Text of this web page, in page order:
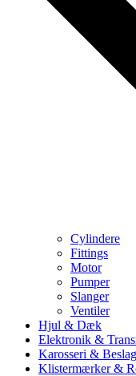
Cylindere
Fittings
Motor
Pumper
Slanger
Ventiler
Hjul & Dæk
Elektronik &
Karosseri &
Klistermærker &